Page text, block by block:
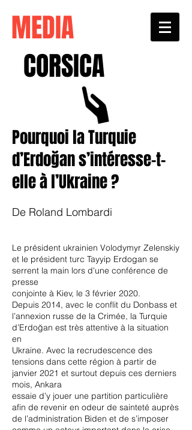
MEDIA
CORSICA
Pourquoi la Turquie
d’Erdoğan s’intéresse-t-
elle à l’Ukraine ?
De Roland Lombardi
Le président ukrainien Volodymyr Zelenskiy
et le président turc Tayyip Erdogan se
serrent la main lors d'une conférence de
presse
conjointe à Kiev, le 3 février 2020.
Depuis 2014, avec le conflit du Donbass et
l’annexion russe de la Crimée, la Turquie
d’Erdoğan est très attentive à la situation
en
Ukraine. Avec la recrudescence des
tensions dans cette région à partir de
janvier 2021 et surtout depuis ces derniers
mois, Ankara
essaie d’y jouer une partition particulière
afin de revenir en odeur de sainteté auprès
de l’administration Biden et de s’imposer